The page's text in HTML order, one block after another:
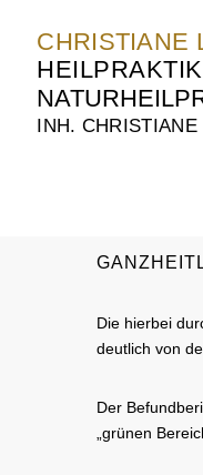
Zum
Inhalt
springen
CHRISTIANE
INH. CHRISTIANE
Die hierbei
deutlich von
Der
„grünen